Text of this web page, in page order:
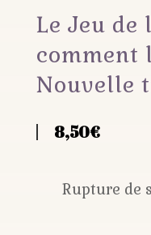
Le Jeu de
comment
Nouvelle
8,50€
Rupture de